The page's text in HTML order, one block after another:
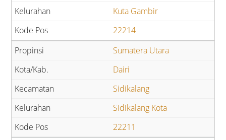
Kuta Gambir
22214
Sumatera Utara
Dairi
Sidikalang
Sidikalang Kota
22211